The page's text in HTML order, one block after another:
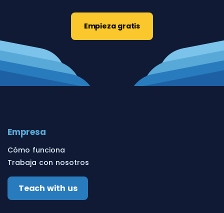
Empieza gratis
Empresa
Cómo funciona
Trabaja con nosotros
Teach with us